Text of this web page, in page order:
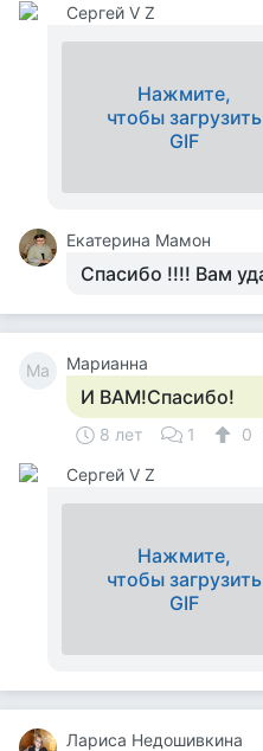
Сергей V Z
Нажмите,
чтобы загрузить
GIF
Екатерина Мамон
Спасибо !!!! Вам
Ма Марианна
И ВАМ!Спасибо!
8 лет 1
0
Сергей V Z
Нажмите,
чтобы загрузить
GIF
Лариса Недошивкина